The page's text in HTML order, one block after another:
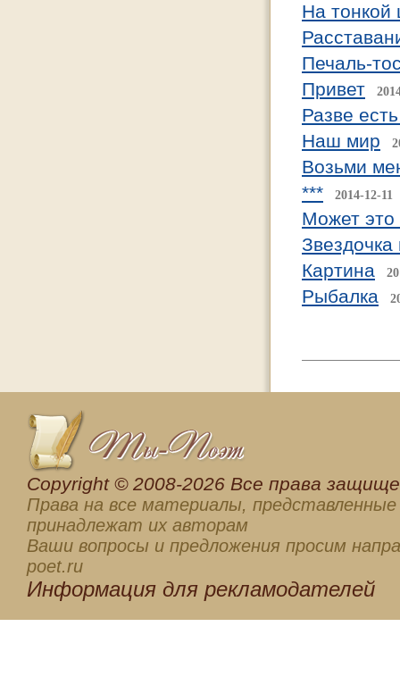
На тонкой
Печаль-
Привет
Разве
Наш мир
Возьми
***
2014-12-11
Может
Звездочка
Картина
Рыбалка
Сopyright © 2008-2026 Все права
Права на все материалы, представленные
принадлежат их авторам
Ваши вопросы и предложения просим
poet.ru
Информация для рекламодателей